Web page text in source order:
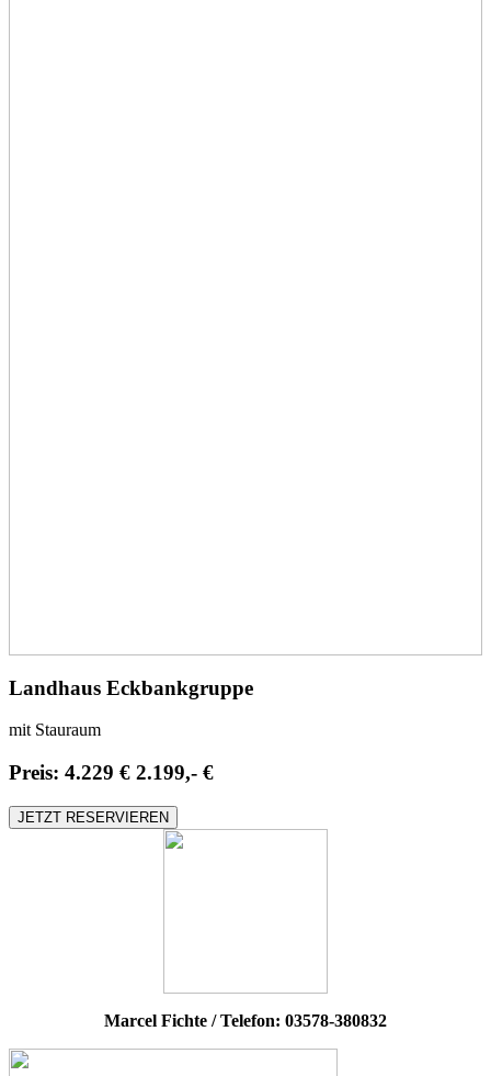
Landhaus Eckbankgruppe
mit Stauraum
Preis: 4.229 € 2.199,- €
JETZT RESERVIEREN
Marcel Fichte / Telefon: 03578-380832